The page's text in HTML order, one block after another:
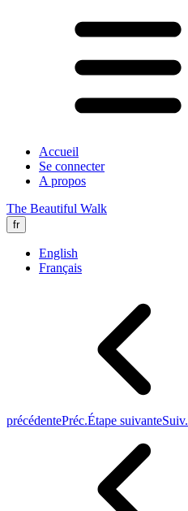
Accueil
Se connecter
A propos
The Beautiful Walk
fr
English
Français
précédentePréc.Étape suivanteSuiv.